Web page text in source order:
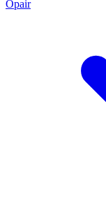
Opair